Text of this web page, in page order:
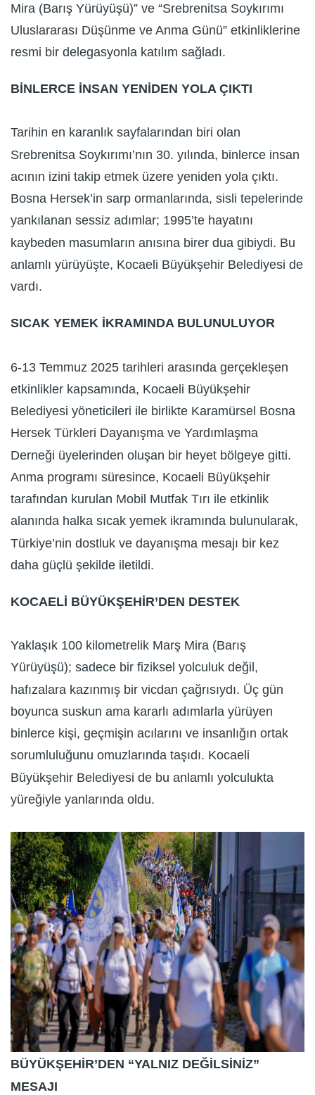
Mira (Barış Yürüyüşü)” ve “Srebrenitsa Soykırımı
Uluslararası Düşünme ve Anma Günü” etkinliklerine
resmi bir delegasyonla katılım sağladı.
BİNLERCE İNSAN YENİDEN YOLA ÇIKTI
Tarihin en karanlık sayfalarından biri olan
Srebrenitsa Soykırımı’nın 30. yılında, binlerce insan
acının izini takip etmek üzere yeniden yola çıktı.
Bosna Hersek’in sarp ormanlarında, sisli tepelerinde
yankılanan sessiz adımlar; 1995’te hayatını
kaybeden masumların anısına birer dua gibiydi. Bu
anlamlı yürüyüşte, Kocaeli Büyükşehir Belediyesi de
vardı.
SICAK YEMEK İKRAMINDA BULUNULUYOR
6-13 Temmuz 2025 tarihleri arasında gerçekleşen
etkinlikler kapsamında, Kocaeli Büyükşehir
Belediyesi yöneticileri ile birlikte Karamürsel Bosna
Hersek Türkleri Dayanışma ve Yardımlaşma
Derneği üyelerinden oluşan bir heyet bölgeye gitti.
Anma programı süresince, Kocaeli Büyükşehir
tarafından kurulan Mobil Mutfak Tırı ile etkinlik
alanında halka sıcak yemek ikramında bulunularak,
Türkiye’nin dostluk ve dayanışma mesajı bir kez
daha güçlü şekilde iletildi.
KOCAELİ BÜYÜKŞEHİR’DEN DESTEK
Yaklaşık 100 kilometrelik Marş Mira (Barış
Yürüyüşü); sadece bir fiziksel yolculuk değil,
hafızalara kazınmış bir vicdan çağrısıydı. Üç gün
boyunca suskun ama kararlı adımlarla yürüyen
binlerce kişi, geçmişin acılarını ve insanlığın ortak
sorumluluğunu omuzlarında taşıdı. Kocaeli
Büyükşehir Belediyesi de bu anlamlı yolculukta
yüreğiyle yanlarında oldu.
BÜYÜKŞEHİR’DEN “YALNIZ DEĞİLSİNİZ”
MESAJI